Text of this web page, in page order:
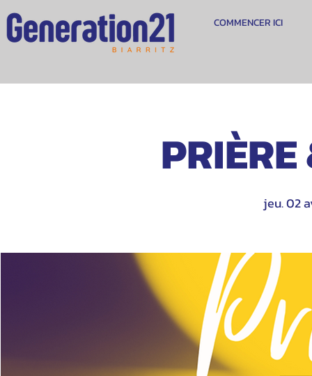
COMMENCER ICI
jeu. 02